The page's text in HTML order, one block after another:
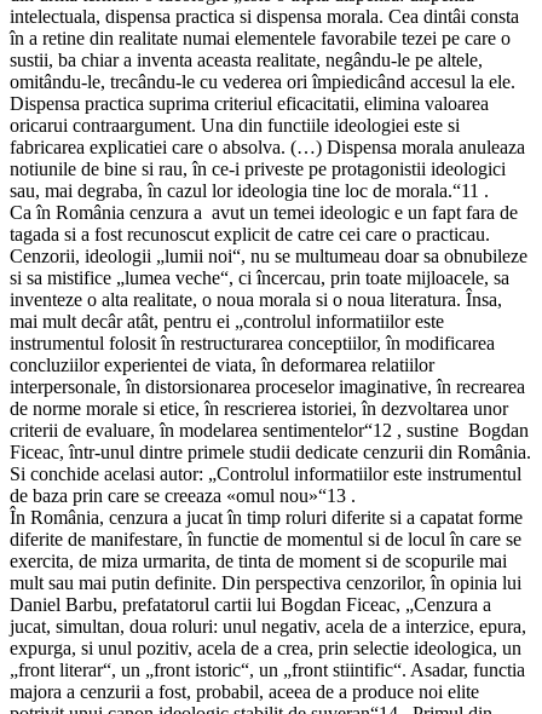
intelectuala, dispensa practica si dispensa morala. Cea dintâi consta
în a retine din realitate numai elementele favorabile tezei pe care o
sustii, ba chiar a inventa aceasta realitate, negându-le pe altele,
omitându-le, trecându-le cu vederea ori împiedicând accesul la ele.
Dispensa practica suprima criteriul eficacitatii, elimina valoarea
oricarui contraargument. Una din functiile ideologiei este si
fabricarea explicatiei care o absolva. (…) Dispensa morala anuleaza
notiunile de bine si rau, în ce-i priveste pe protagonistii ideologici
sau, mai degraba, în cazul lor ideologia tine loc de morala.“11 .
Ca în România cenzura a avut un temei ideologic e un fapt fara de
tagada si a fost recunoscut explicit de catre cei care o practicau.
Cenzorii, ideologii „lumii noi“, nu se multumeau doar sa obnubileze
si sa mistifice „lumea veche“, ci încercau, prin toate mijloacele, sa
inventeze o alta realitate, o noua morala si o noua literatura. Însa,
mai mult decâr atât, pentru ei „controlul informatiilor este
instrumentul folosit în restructurarea conceptiilor, în modificarea
concluziilor experientei de viata, în deformarea relatiilor
interpersonale, în distorsionarea proceselor imaginative, în recrearea
de norme morale si etice, în rescrierea istoriei, în dezvoltarea unor
criterii de evaluare, în modelarea sentimentelor“12 , sustine Bogdan
Ficeac, într-unul dintre primele studii dedicate cenzurii din România.
Si conchide acelasi autor: „Controlul informatiilor este instrumentul
de baza prin care se creeaza «omul nou»“13 .
În România, cenzura a jucat în timp roluri diferite si a capatat forme
diferite de manifestare, în functie de momentul si de locul în care se
exercita, de miza urmarita, de tinta de moment si de scopurile mai
mult sau mai putin definite. Din perspectiva cenzorilor, în opinia lui
Daniel Barbu, prefatatorul cartii lui Bogdan Ficeac, „Cenzura a
jucat, simultan, doua roluri: unul negativ, acela de a interzice, epura,
expurga, si unul pozitiv, acela de a crea, prin selectie ideologica, un
„front literar“, un „front istoric“, un „front stiintific“. Asadar, functia
majora a cenzurii a fost, probabil, aceea de a produce noi elite